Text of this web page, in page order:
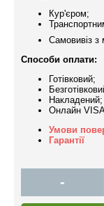
Кур'єром;
Самовивіз з
Способи оплати:
Готівковий;
Накладений;
Онлайн
Умови
Гарантії
-